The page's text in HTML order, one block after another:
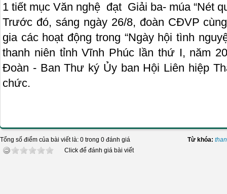
1 tiết mục Văn nghệ đạt Giải ba- múa “Nét
Trước đó, sáng ngày 26/8, đoàn CĐVP
gia các hoạt động trong “Ngày hội tình
thanh niên tỉnh Vĩnh Phúc lần thứ I, năm
Đoàn - Ban Thư ký Ủy ban Hội Liên hiệp
chức.
Tổng số điểm của bài viết là: 0 trong 0 đánh giá
Click để đánh giá bài viết
Từ khóa: